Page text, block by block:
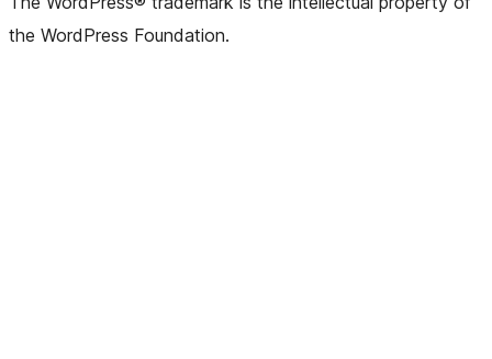
the WordPress Foundation.